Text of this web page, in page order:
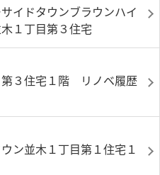
イドタウンブラウンハイ
１丁目第３住宅
３住宅１階 リノベ履歴
ン並木１丁目第１住宅１